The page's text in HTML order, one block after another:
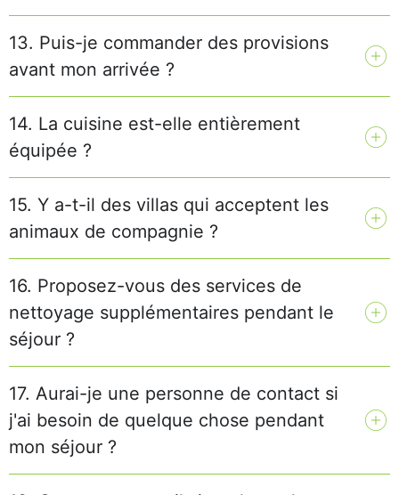
13. Puis-je commander des provisions
avant mon arrivée ?
14. La cuisine est-elle entièrement
équipée ?
15. Y a-t-il des villas qui acceptent les
animaux de compagnie ?
16. Proposez-vous des services de
nettoyage supplémentaires pendant le
séjour ?
17. Aurai-je une personne de contact si
j'ai besoin de quelque chose pendant
mon séjour ?